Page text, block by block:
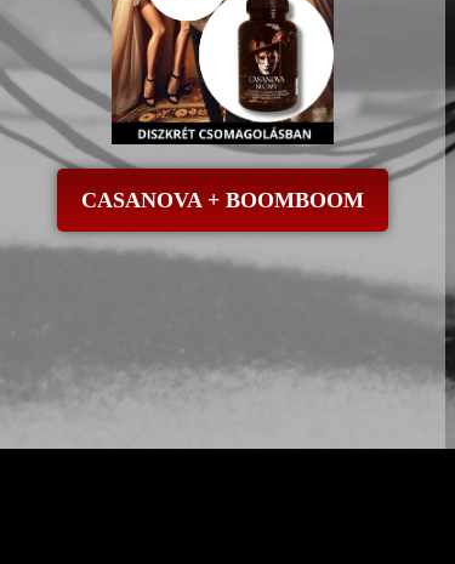
CASANOVA + BOOMBOOM